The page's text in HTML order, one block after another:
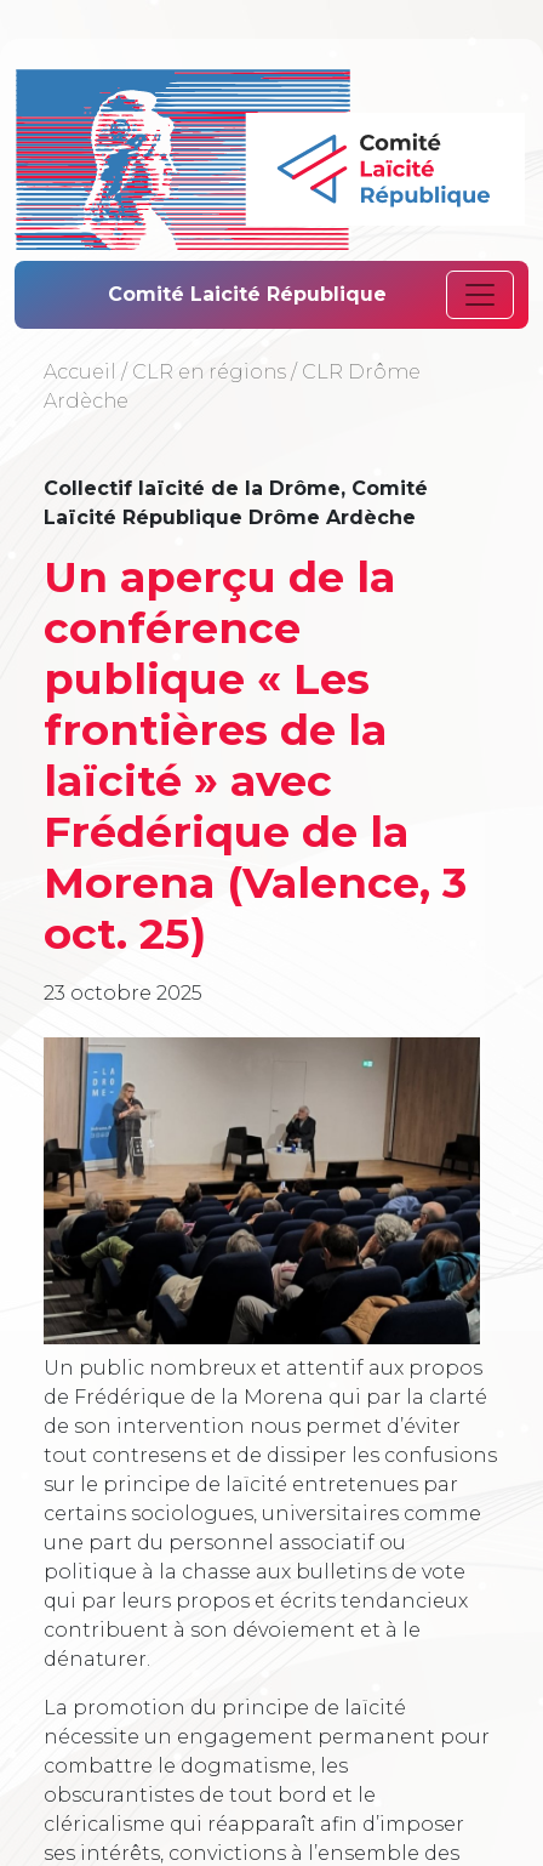
Comité Laïcité
Comité Laicité République
Accueil / CLR en régions / CLR Drôme
Ardèche
Collectif laïcité de la Drôme, Comité
Laïcité République Drôme Ardèche
Un aperçu de la
conférence
publique « Les
frontières de la
laïcité » avec
Frédérique de la
Morena (Valence, 3
oct. 25)
23 octobre 2025
Un public nombreux et attentif aux propos
de Frédérique de la Morena qui par la clarté
de son intervention nous permet d’éviter
tout contresens et de dissiper les confusions
sur le principe de laïcité entretenues par
certains sociologues, universitaires comme
une part du personnel associatif ou
politique à la chasse aux bulletins de vote
qui par leurs propos et écrits tendancieux
contribuent à son dévoiement et à le
dénaturer.
La promotion du principe de laïcité
nécessite un engagement permanent pour
combattre le dogmatisme, les
obscurantistes de tout bord et le
cléricalisme qui réapparaît afin d’imposer
ses intérêts, convictions à l’ensemble des